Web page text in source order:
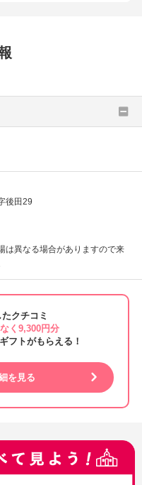
後田29
は異なる場合がありますので来
クチコミ
く9,300円分
フトがもらえる！
を見る